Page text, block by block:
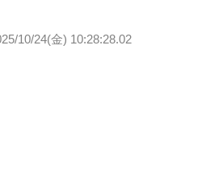
10/24(金) 10:28:28.02